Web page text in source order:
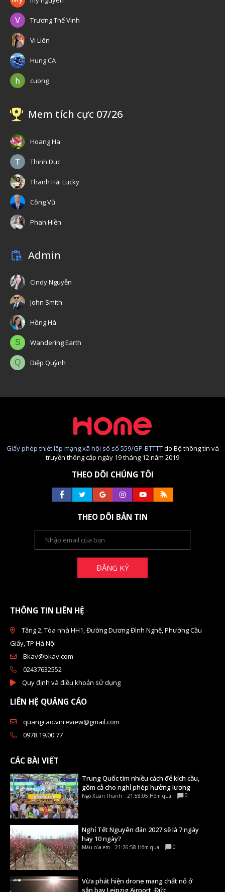
Trương Thế Vinh
Vi Liên
Hung CA
cuong
Mem tích cực 07/26
Hoang Ha
Thinh Duc
Thanh Hải Lucky
Công Vũ
Phan Hiền
Admin
Cindy Nguyễn
John Smith
Hồng Hà
S Wandering Earth
Q Diệp Quỳnh
Giấy phép thiết lập mạng xã hội số số 559/GP-BTTTTdo Bộ thông tin và
truyền thông cấp ngày 19 tháng 12 năm 2019
THEO DÕI CHÚNG TÔI
THEO DÕI BẢN TIN
ĐĂNG KÝ
THÔNG TIN LIÊN HỆ
Tầng 2, Tòa nhà HH1, Đường Dương Đình Nghệ, Phường Cầu
Giấy, TP Hà Nội
Bkav@bkav.com
02437632552
Quy định và điều khoản sử dụng
LIÊN HỆ QUẢNG CÁO
quangcao.vnreview@gmail.com
0978.19.00.77
CÁC BÀI VIẾT
Trung Quốc tìm nhiều cách để kích cầu,
gồm cả cho nghỉ phép hưởng lương
Ngô Xuân Thành 21:58:05 Hôm qua 0
Nghỉ Tết Nguyên đán 2027 sẽ là 7 ngày
hay 10 ngày?
Màu của em 21:26:58 Hôm qua 0
Vừa phát hiện drone mang chất nổ ở
sân bay Leipzig Airport, Đức